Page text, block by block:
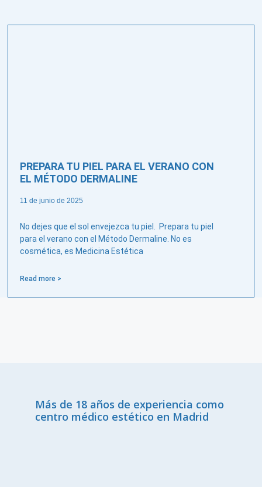
PREPARA TU PIEL PARA EL VERANO CON
EL MÉTODO DERMALINE
11 de junio de 2025
No dejes que el sol envejezca tu piel. Prepara tu piel
para el verano con el Método Dermaline. No es
cosmética, es Medicina Estética
Read more >
Más de 18 años de experiencia como
centro médico estético en Madrid